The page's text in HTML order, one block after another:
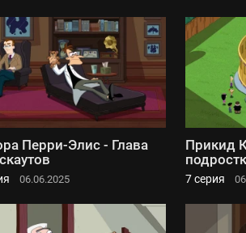
Перри-Элис - Глава
06.06.2025
Прикид
7 серия